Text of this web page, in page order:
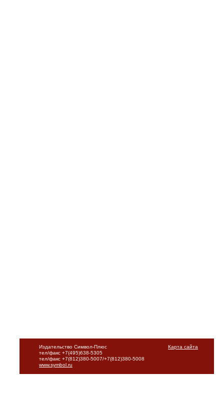
Карта сайта
Издательство Символ-Плюс
тел/факс +7(495)638-5305
тел/факс +7(812)380-5007/+7(812)380-5008
www.symbol.ru